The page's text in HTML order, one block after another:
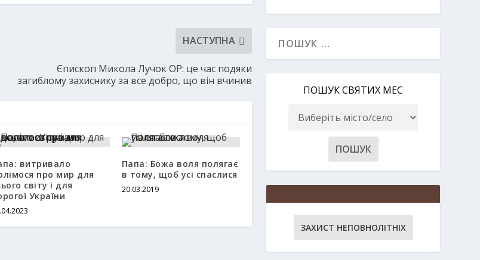
НАСТУПНА
Єпископ Микола Лучок ОР: це час подяки
загиблому захиснику за все добро, що він вчинив
витривало
про мир для
світу і для
України
Папа: Божа воля полягає
в тому, щоб усі спаслися
20.03.2019
ПОШУК СВЯТИХ МЕС
ЗАХИСТ НЕПОВНОЛІТНІХ